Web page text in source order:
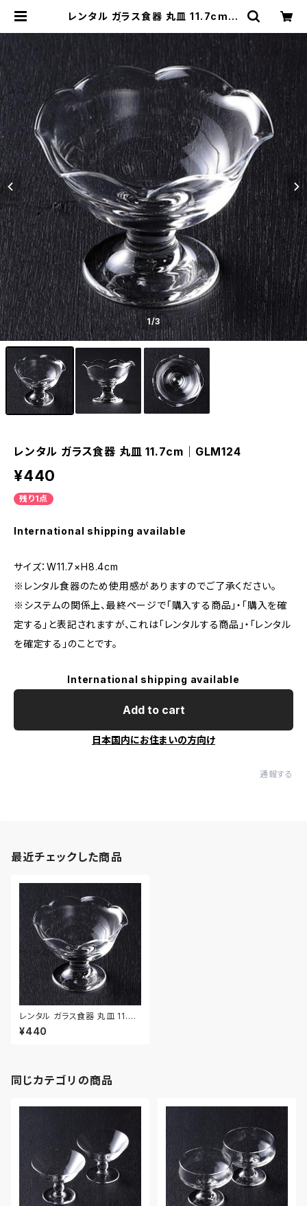
レンタル ガラス食器 丸皿 11.7cm｜
｜撮影用食器のレンタルショップ
1/3
レンタル ガラス食器 丸皿 11.7cm｜GLM124
¥440
残り1点
International shipping available
サイズ：W11.7×H8.4cm
※レンタル食器のため使用感がありますのでご了承ください。
※システムの関係上、最終ページで「購入する商品」・「購入を確
定する」と表記されますが、これは「レンタルする商品」・「レンタル
を確定する」のことです。
International shipping available
Add to cart
日本国内にお住まいの方向け
通報する
最近チェックした商品
レンタル ガラス食器 丸皿 11.7c
m｜GLM124
¥440
同じカテゴリの商品